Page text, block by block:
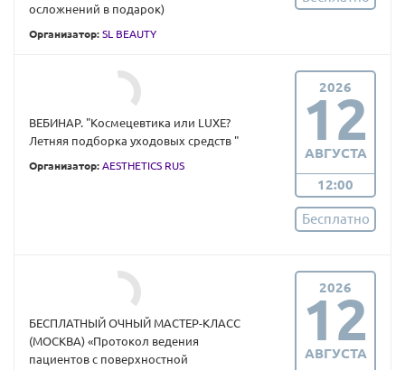
осложнений в подарок)
Организатор: SL BEAUTY
ВЕБИНАР. "Космецевтика или LUXE?
Летняя подборка уходовых средств "
Организатор: AESTHETICS RUS
2026
12
АВГУСТА
12:00
Бесплатно
БЕСПЛАТНЫЙ ОЧНЫЙ МАСТЕР-КЛАСС
(МОСКВА) «Протокол ведения
пациентов с поверхностной
2026
12
АВГУСТА